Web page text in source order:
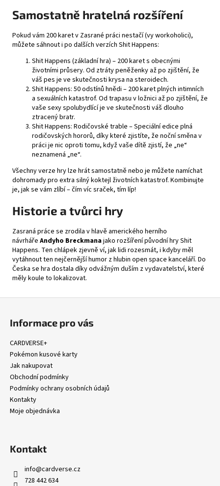
Samostatně hratelná rozšíření
Pokud vám 200 karet v Zasrané práci nestačí (vy workoholici),
můžete sáhnout i po dalších verzích Shit Happens:
Shit Happens (základní hra) – 200 karet s obecnými
životními průsery. Od ztráty peněženky až po zjištění, že
váš pes je ve skutečnosti krysa na steroidech.
Shit Happens: 50 odstínů hnědi – 200 karet plných intimních
a sexuálních katastrof. Od trapasu v ložnici až po zjištění, že
vaše sexy spolubydlící je ve skutečnosti váš dlouho
ztracený bratr.
Shit Happens: Rodičovské trable – Speciální edice plná
rodičovských hororů, díky které zjistíte, že noční směna v
práci je nic oproti tomu, když vaše dítě zjistí, že „ne“
neznamená „ne“.
Všechny verze hry lze hrát samostatně nebo je můžete namíchat
dohromady pro extra silný koktejl životních katastrof. Kombinujte
je, jak se vám zlíbí – čím víc sraček, tím líp!
Historie a tvůrci hry
Zasraná práce se zrodila v hlavě amerického herního
návrháře Andyho Breckmanajako rozšíření původní hryShit
Happens. Ten chlápek zjevně ví, jak lidi rozesmát, i kdyby měl
vytáhnout ten nejčernější humor z hlubin open space kanceláří. Do
Česka se hra dostala díky odvážným duším z vydavatelství, které
měly koule to lokalizovat.
Informace pro vás
CARDVERSE+
Pokémon kusové karty
Jak nakupovat
Obchodní podmínky
Podmínky ochrany osobních údajů
Kontakty
Moje objednávka
Kontakt
info@cardverse.cz
728 442 634